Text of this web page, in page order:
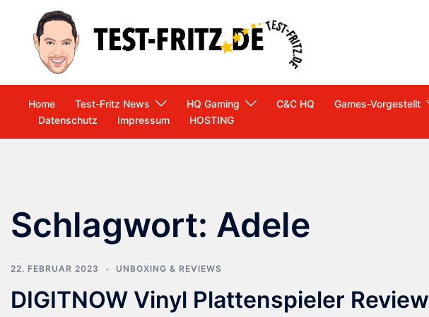
springen
Home Test-Fritz News HQ Gaming C&C HQ Games-Vorgestellt
Datenschutz
Impressum HOSTING
Schlagwort: Adele
22. FEBRUAR 2023 UNBOXING & REVIEWS
DIGITNOW Vinyl Plattenspieler Review